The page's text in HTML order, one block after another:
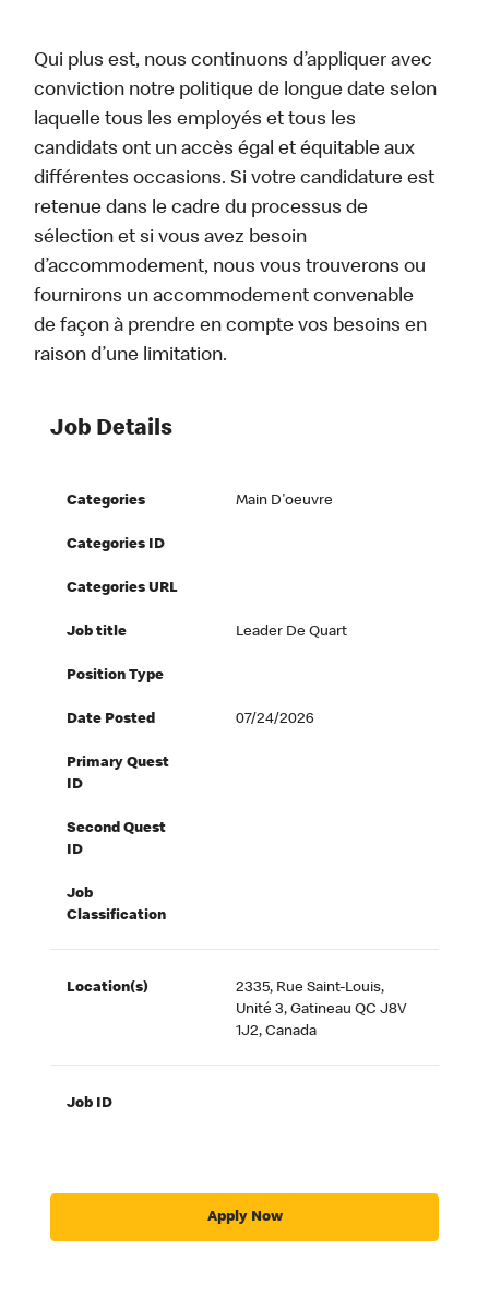
Qui plus est, nous continuons d’appliquer avec
conviction notre politique de longue date selon
laquelle tous les employés et tous les
candidats ont un accès égal et équitable aux
différentes occasions. Si votre candidature est
retenue dans le cadre du processus de
sélection et si vous avez besoin
d’accommodement, nous vous trouverons ou
fournirons un accommodement convenable
de façon à prendre en compte vos besoins en
raison d’une limitation.
Job Details
Categories Main D'oeuvre
Categories ID
Categories URL
Job title Leader De Quart
Position Type
Date Posted 07/24/2026
Primary Quest
ID
Second Quest
ID
Job
Classification
Location(s)
2335, Rue Saint-Louis,
Unité 3, Gatineau QC J8V
1J2, Canada
Job ID
Apply Now